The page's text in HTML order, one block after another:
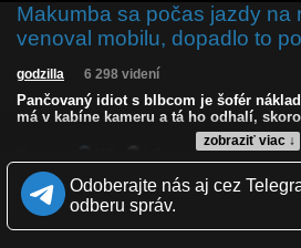
Makumba sa počas jazdy na
venoval mobilu, dopadlo to
zobraziť viac ↓
godzilla 6 298 videní
Pančovaný idiot s blbcom je šofér
má v kabíne kameru a tá ho odhalí,
Zverejnené: 3.6.2026 15:19
Páči sa: 89% (19 hlasov)
Obľúbené: 1
Odoberajte nás aj cez
odberu správ.